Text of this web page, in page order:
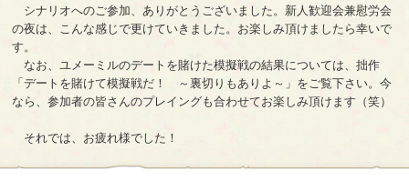
シナリオへのご参加、ありがとうございました。新人歓迎会兼慰労会
の夜は、こんな感じで更けていきました。お楽しみ頂けましたら幸いで
す。
なお、ユメーミルのデートを賭けた模擬戦の結果については、拙作
「デートを賭けて模擬戦だ！ ～裏切りもありよ～」をご覧下さい。今
なら、参加者の皆さんのプレイングも合わせてお楽しみ頂けます（笑）
それでは、お疲れ様でした！